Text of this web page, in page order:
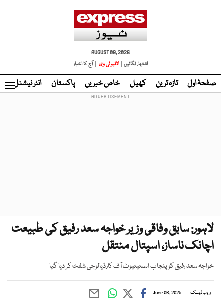
AUGUST 08, 2026
اشتہار لگائیں |
لائیو ٹی وی | آج کا اخبار
صفحۂ اول تازہ ترین کھیل خاص خبریں پاکستان انٹر نیشنل
لاہور: سابق وفاقی وزیر خواجہ سعد رفیق کی طبیعت
اچانک ناساز، اسپتال منتقل
خواجہ سعد رفیق کو پنجاب انسٹیٹیوٹ آف کارڈیالوجی شفٹ کر دیا گیا
ویب ڈیسک June 06, 2025